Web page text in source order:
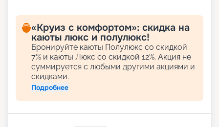
«Круиз с комфортом»: скидка на
каюты люкс и полулюкс!
Бронируйте каюты Полулюкс со скидкой
7% и каюты Люкс со скидкой 12%. Акция не
суммируется с любыми другими акциями и
скидками.
Подробнее